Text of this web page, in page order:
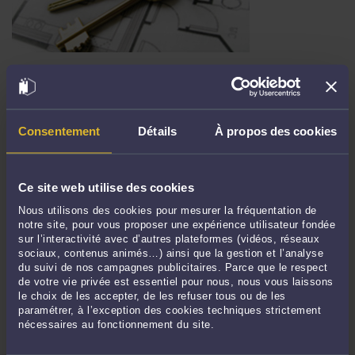
Consentement Détails À propos des cookies
Ce site web utilise des cookies
Nous utilisons des cookies pour mesurer la fréquentation de
notre site, pour vous proposer une expérience utilisateur fondée
sur l’interactivité avec d’autres plateformes (vidéos, réseaux
sociaux, contenus animés…) ainsi que la gestion et l’analyse
du suivi de nos campagnes publicitaires. Parce que le respect
de votre vie privée est essentiel pour nous, nous vous laissons
le choix de les accepter, de les refuser tous ou de les
paramétrer, à l’exception des cookies techniques strictement
nécessaires au fonctionnement du site.
TRANSFERT D'ENTREPRISE ET PRISE D'ACTE : UN COMBO
EXPLOSIF ! (CASS. SOC., 02 FEVRIER 2022)
ParAlexandre CHABEAUDle 16/02/2022
En cas de transfert d'entreprise, impliquant un transfert des contrats de travail, le
nouvel employeur se doit d'être très vigilant avant de signer la cession, sous
manquements du précédent employeur en matière sociale. Les décisions ...